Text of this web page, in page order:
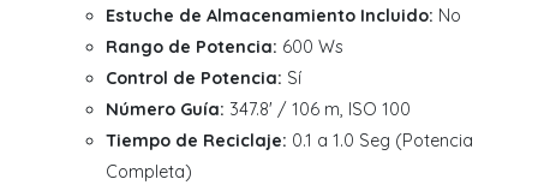
Estuche de Almacenamiento Incluido: No
Rango de Potencia: 600 Ws
Control de Potencia: Sí
Número Guía: 347.8' / 106 m, ISO 100
Tiempo de Reciclaje: 0.1 a 1.0 Seg (Potencia
Completa)